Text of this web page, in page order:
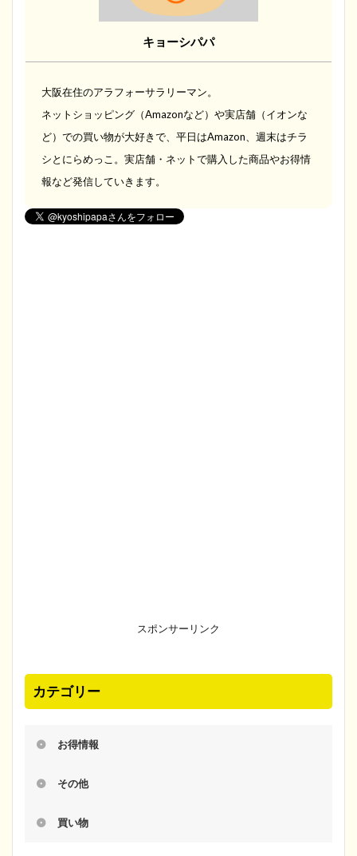
キョーシパパ
大阪在住のアラフォーサラリーマン。
ネットショッピング（Amazonなど）や実店舗（イオンな
ど）での買い物が大好きで、平日はAmazon、週末はチラ
シとにらめっこ。実店舗・ネットで購入した商品やお得情
報など発信していきます。
スポンサーリンク
カテゴリー
お得情報
その他
買い物